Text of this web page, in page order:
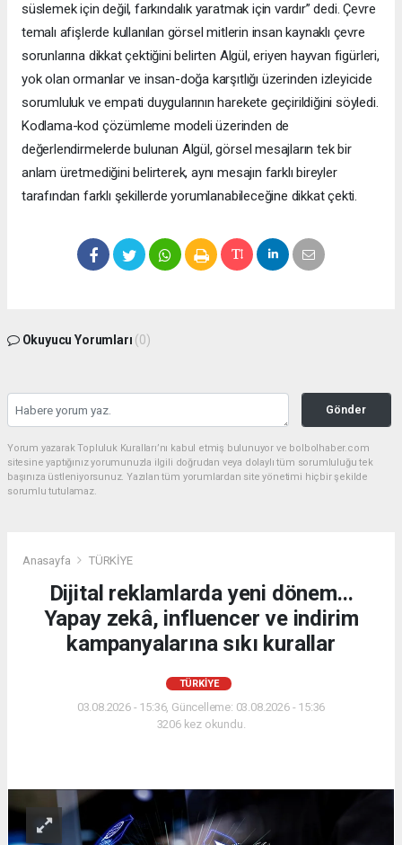
süslemek için değil, farkındalık yaratmak için vardır” dedi. Çevre
temalı afişlerde kullanılan görsel mitlerin insan kaynaklı çevre
sorunlarına dikkat çektiğini belirten Algül, eriyen hayvan figürleri,
yok olan ormanlar ve insan-doğa karşıtlığı üzerinden izleyicide
sorumluluk ve empati duygularının harekete geçirildiğini söyledi.
Kodlama-kod çözümleme modeli üzerinden de
değerlendirmelerde bulunan Algül, görsel mesajların tek bir
anlam üretmediğini belirterek, aynı mesajın farklı bireyler
tarafından farklı şekillerde yorumlanabileceğine dikkat çekti.
Okuyucu Yorumları (0)
Gönder
Yorum yazarak Topluluk Kuralları’nı kabul etmiş bulunuyor ve bolbolhaber.com
sitesine yaptığınız yorumunuzla ilgili doğrudan veya dolaylı tüm sorumluluğu tek
başınıza üstleniyorsunuz. Yazılan tüm yorumlardan site yönetimi hiçbir şekilde
sorumlu tutulamaz.
Anasayfa TÜRKİYE
Dijital reklamlarda yeni dönem...
Yapay zekâ, influencer ve indirim
kampanyalarına sıkı kurallar
TÜRKİYE
03.08.2026 - 15:36, Güncelleme: 03.08.2026 - 15:36
3206 kez okundu.